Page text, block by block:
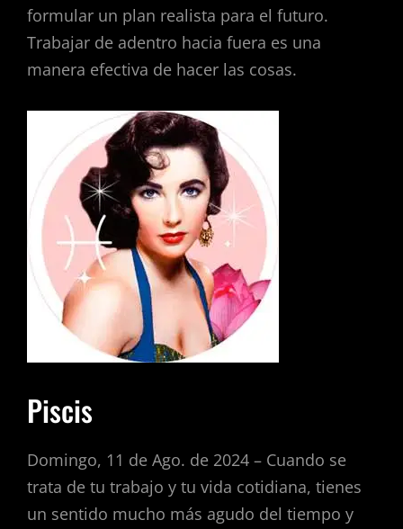
formular un plan realista para el futuro.
Trabajar de adentro hacia fuera es una
manera efectiva de hacer las cosas.
Piscis
Domingo, 11 de Ago. de 2024 – Cuando se
trata de tu trabajo y tu vida cotidiana, tienes
un sentido mucho más agudo del tiempo y